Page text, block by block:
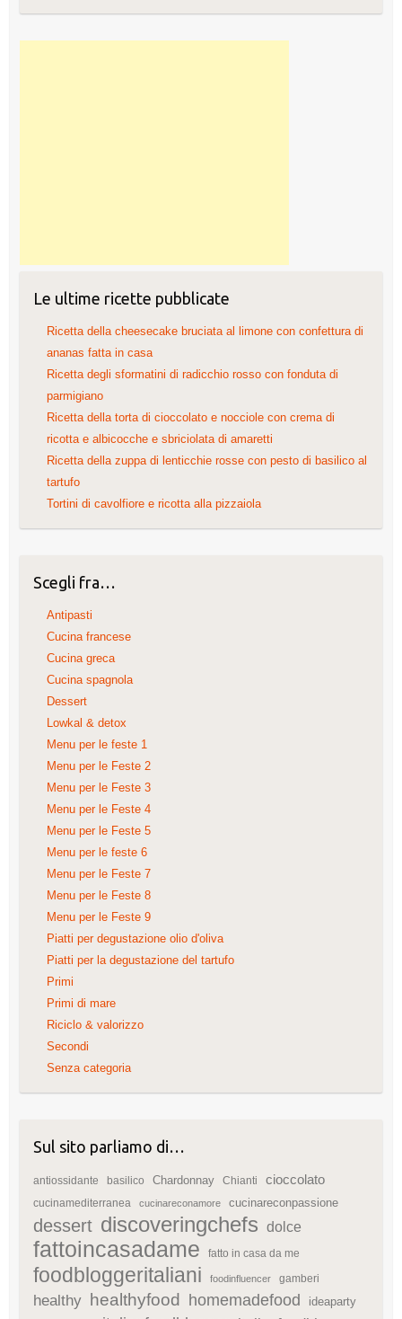
Le ultime ricette pubblicate
Ricetta della cheesecake bruciata al limone con confettura di
ananas fatta in casa
Ricetta degli sformatini di radicchio rosso con fonduta di
parmigiano
Ricetta della torta di cioccolato e nocciole con crema di
ricotta e albicocche e sbriciolata di amaretti
Ricetta della zuppa di lenticchie rosse con pesto di basilico al
tartufo
Tortini di cavolfiore e ricotta alla pizzaiola
Scegli fra…
Antipasti
Cucina francese
Cucina greca
Cucina spagnola
Dessert
Lowkal & detox
Menu per le feste 1
Menu per le Feste 2
Menu per le Feste 3
Menu per le Feste 4
Menu per le Feste 5
Menu per le feste 6
Menu per le Feste 7
Menu per le Feste 8
Menu per le Feste 9
Piatti per degustazione olio d'oliva
Piatti per la degustazione del tartufo
Primi
Primi di mare
Riciclo & valorizzo
Secondi
Senza categoria
Sul sito parliamo di…
antiossidante basilico Chardonnay Chianti cioccolato
cucinamediterranea cucinareconamore cucinareconpassione
dessert discoveringchefs dolce
fattoincasadame fatto in casa da me
foodbloggeritaliani foodinfluencer gamberi
healthy healthyfood homemadefood ideaparty